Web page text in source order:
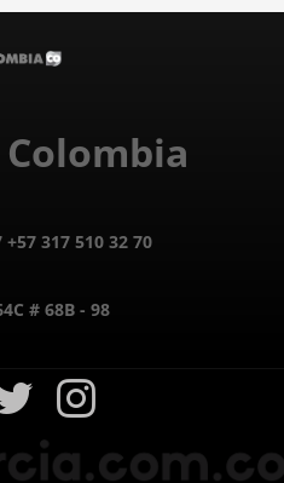
+57 317 510 32 70
# 68B - 98